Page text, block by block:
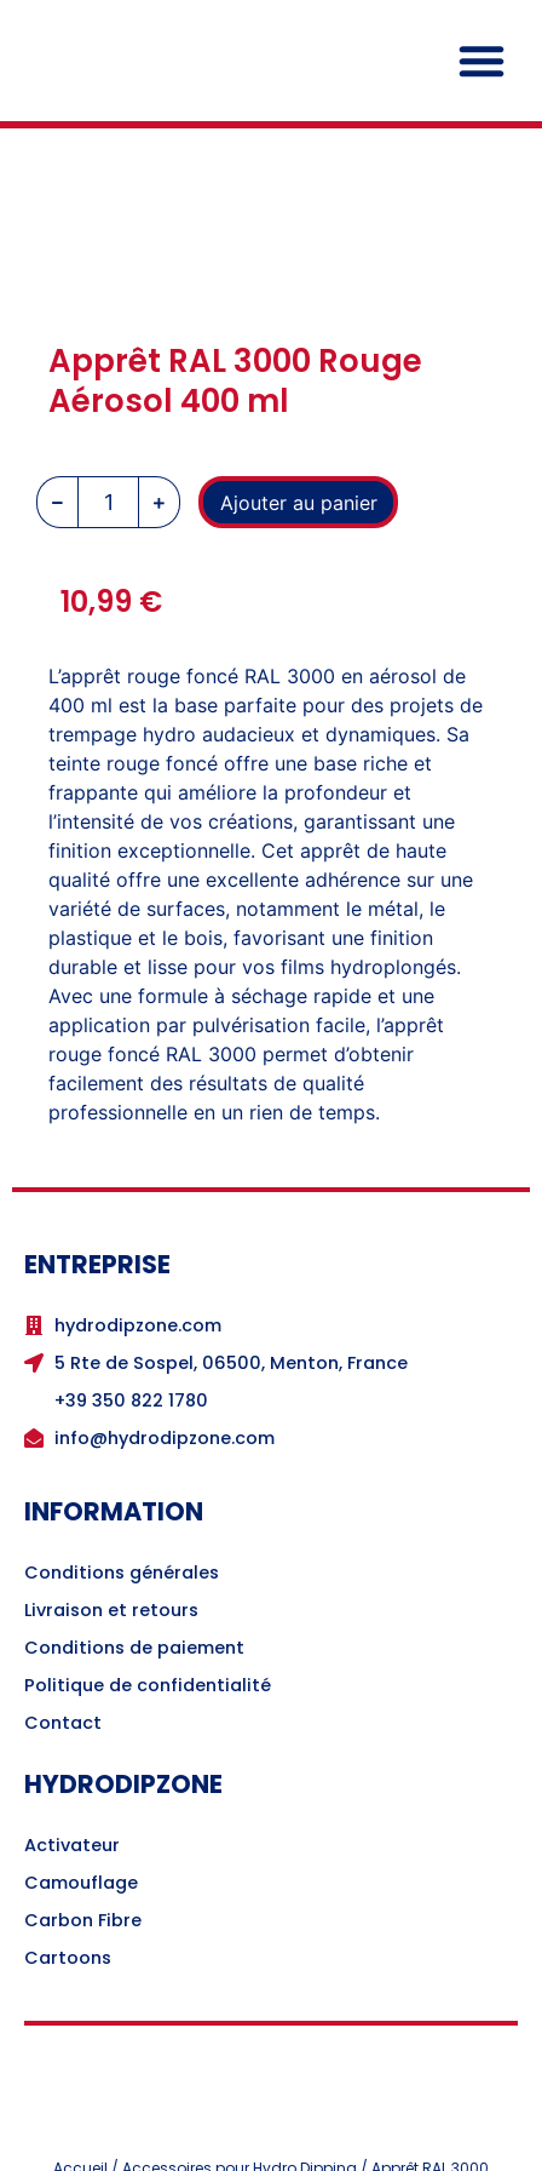
Apprêt RAL 3000 Rouge
Aérosol 400 ml
Ajouter au panier
10,99 €
L’apprêt rouge foncé RAL 3000 en aérosol de
400 ml est la base parfaite pour des projets de
trempage hydro audacieux et dynamiques. Sa
teinte rouge foncé offre une base riche et
frappante qui améliore la profondeur et
l’intensité de vos créations, garantissant une
finition exceptionnelle. Cet apprêt de haute
qualité offre une excellente adhérence sur une
variété de surfaces, notamment le métal, le
plastique et le bois, favorisant une finition
durable et lisse pour vos films hydroplongés.
Avec une formule à séchage rapide et une
application par pulvérisation facile, l’apprêt
rouge foncé RAL 3000 permet d’obtenir
facilement des résultats de qualité
professionnelle en un rien de temps.
ENTREPRISE
hydrodipzone.com
5 Rte de Sospel, 06500, Menton, France
+39 350 822 1780
info@hydrodipzone.com
INFORMATION
Conditions générales
Livraison et retours
Conditions de paiement
Politique de confidentialité
Contact
HYDRODIPZONE
Activateur
Camouflage
Carbon Fibre
Cartoons